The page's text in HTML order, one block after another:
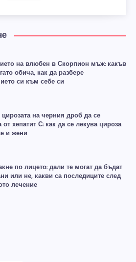
на влюбен в Скорпион мъж: какъв
обича, как да разбере
си към себе си
на черния дроб да се
от хепатит С: как да се лекува цироза
и жени
по лицето: дали те могат да бъдат
или не, какви са последиците след
лечение